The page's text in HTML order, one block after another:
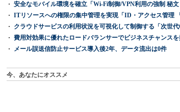
安全なモバイル環境を確立「Wi-Fi制御/VPN利用の強制 秘文
ITリソースへの権限の集中管理を実現「ID・アクセス管理
クラウドサービスの利用状況を可視化して制御する「次世代
費用対効果に優れたロードバランサーでビジネスチャンス
メール誤送信防止サービス導入後2年、データ流出は0件
今、あなたにオススメ